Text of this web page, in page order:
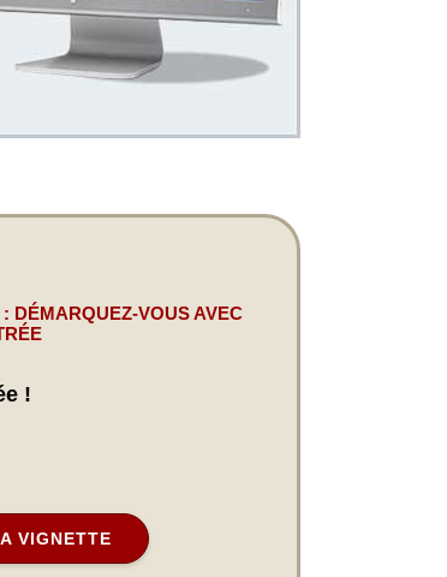
DÉMARQUEZ-VOUS AVEC
!
VIGNETTE